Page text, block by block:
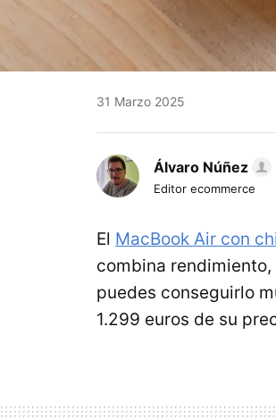
31 Marzo 2025
Álvaro Núñez
Editor ecommerce
El MacBook Air con
combina
puedes conseguirlo
1.299 euros de su